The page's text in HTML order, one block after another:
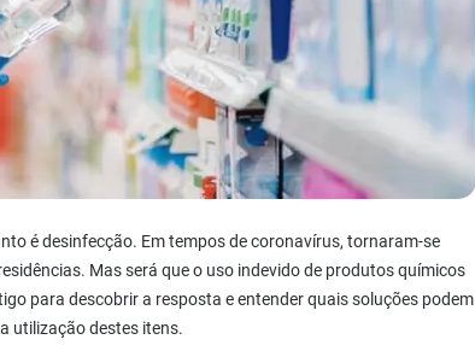
é desinfecção. Em tempos de coronavírus, tornaram-se
Mas será que o uso indevido de produtos químicos
para descobrir a resposta e entender quais soluções podem
utilização destes itens.